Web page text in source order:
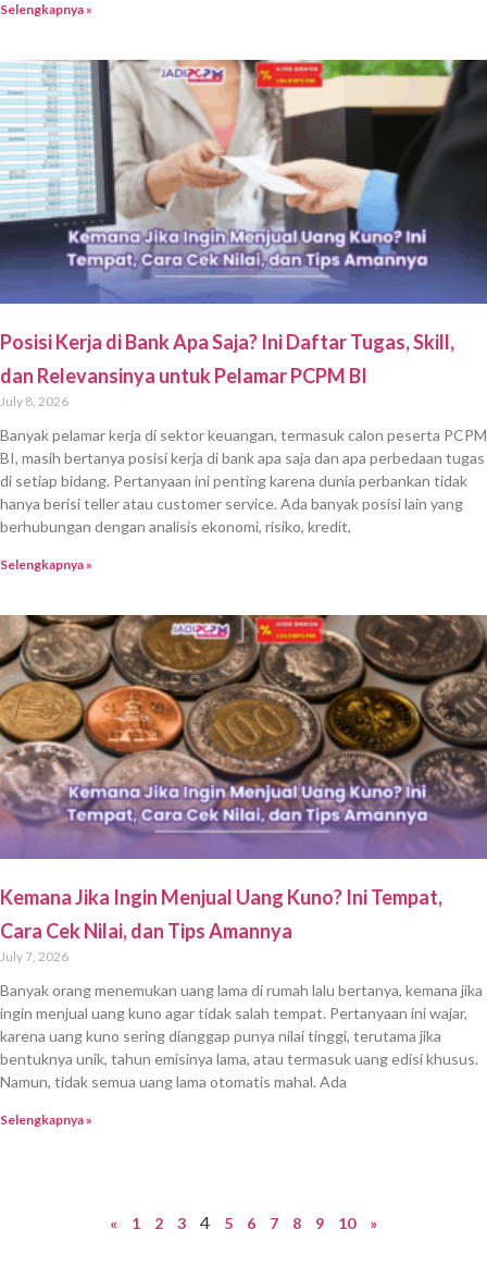
Selengkapnya »
Posisi Kerja di Bank Apa Saja? Ini Daftar Tugas, Skill,
dan Relevansinya untuk Pelamar PCPM BI
July 8, 2026
Banyak pelamar kerja di sektor keuangan, termasuk calon peserta PCPM
BI, masih bertanya posisi kerja di bank apa saja dan apa perbedaan tugas
di setiap bidang. Pertanyaan ini penting karena dunia perbankan tidak
hanya berisi teller atau customer service. Ada banyak posisi lain yang
berhubungan dengan analisis ekonomi, risiko, kredit,
Selengkapnya »
Kemana Jika Ingin Menjual Uang Kuno? Ini Tempat,
Cara Cek Nilai, dan Tips Amannya
July 7, 2026
Banyak orang menemukan uang lama di rumah lalu bertanya, kemana jika
ingin menjual uang kuno agar tidak salah tempat. Pertanyaan ini wajar,
karena uang kuno sering dianggap punya nilai tinggi, terutama jika
bentuknya unik, tahun emisinya lama, atau termasuk uang edisi khusus.
Namun, tidak semua uang lama otomatis mahal. Ada
Selengkapnya »
« 1 2 3 4 5 6 7 8 9 10 »